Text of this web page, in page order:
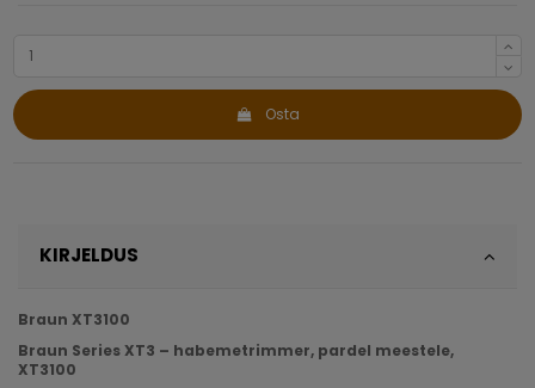
Osta
KIRJELDUS
Braun XT3100
Braun Series XT3 – habemetrimmer, pardel meestele,
XT3100